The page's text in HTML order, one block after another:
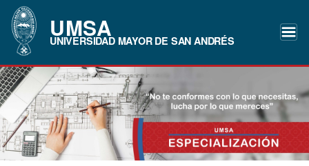
UMSA
UNIVERSIDAD MAYOR DE SAN ANDRÉS